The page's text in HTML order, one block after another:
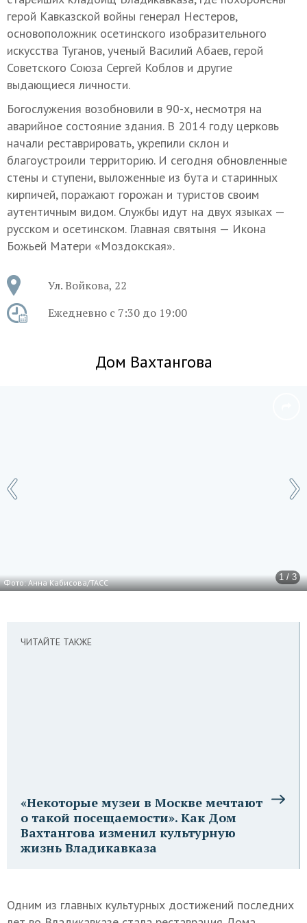
герой Кавказской войны генерал Нестеров,
основоположник осетинского изобразительного
искусства Туганов, ученый Василий Абаев, герой
Советского Союза Сергей Коблов и другие
выдающиеся личности.
Богослужения возобновили в 90-х, несмотря на
аварийное состояние здания. В 2014 году церковь
начали реставрировать, укрепили склон и
благоустроили территорию. И сегодня обновленные
стены и ступени, выложенные из бута и старинных
кирпичей, поражают горожан и туристов своим
аутентичным видом. Службы идут на двух языках —
русском и осетинском. Главная святыня — Икона
Божьей Матери «Моздокская».
Ул. Войкова, 22
Ежедневно с 7:30 до 19:00
Дом Вахтангова
1 / 3
Фото: Анна Кабисова/ТАСС
ЧИТАЙТЕ ТАКЖЕ
«Некоторые музеи в Москве мечтают
о такой посещаемости». Как Дом
Вахтангова изменил культурную
жизнь Владикавказа
Одним из главных культурных достижений последних